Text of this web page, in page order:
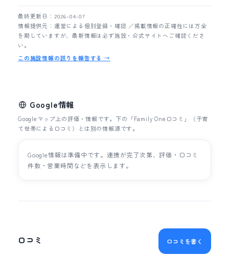
最終更新日：2026-04-07
情報提供元：運営による個別登録・確認 ／掲載情報の正確性には万全
を期していますが、最新情報は必ず施設・公式サイトへご確認くださ
い。
この施設情報の誤りを報告する →
Google情報
Googleマップ上の評価・情報です。下の「Family One口コミ」（子育
て世帯による口コミ）とは別の情報源です。
Google情報は準備中です。連携が完了次第、評価・口コミ
件数・営業時間などを表示します。
口コミ 口コミを書く